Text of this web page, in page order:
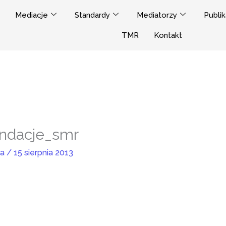
Mediacje Standardy Mediatorzy
TMR Kontakt
/ 15 sierpnia 2013